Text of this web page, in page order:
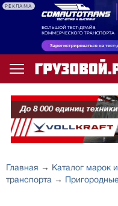
РЕКЛАМА
Главная → Каталог марок
транспорта →